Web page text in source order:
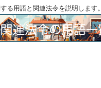
る用語と関連法令を説明します。